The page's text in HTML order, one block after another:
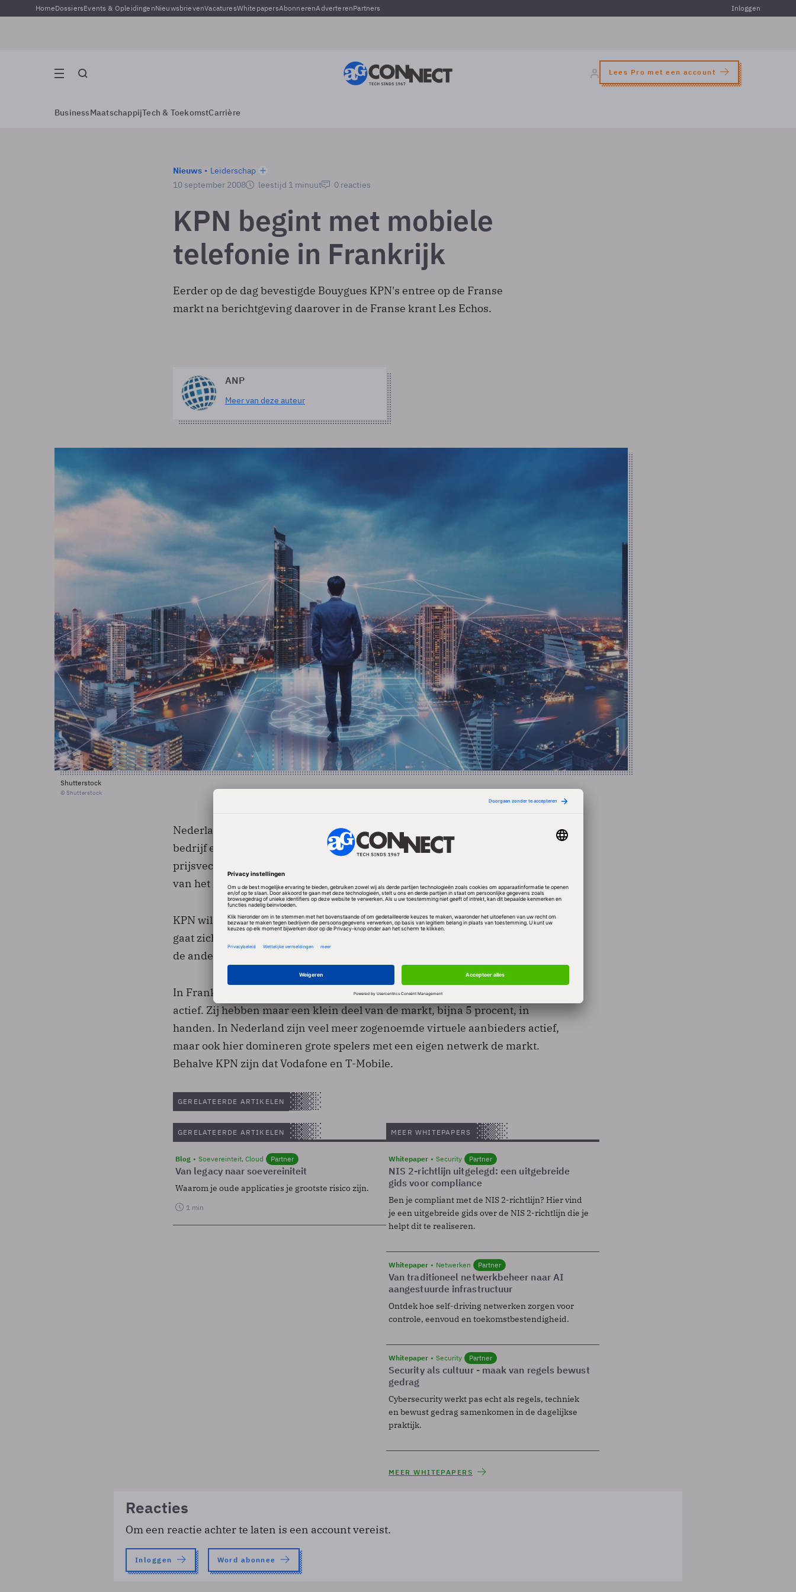
HomeDossiersEvents & OpleidingenNieuwsbrievenVacaturesWhitepapersAbonnerenAdverterenPartners Inloggen
Lees Pro met een account
BusinessMaatschappijTech & ToekomstCarrière
Nieuws
Leiderschap
10 september 2008
leestijd 1 minuut 0 reacties
KPN begint met mobiele
telefonie in Frankrijk
Eerder op de dag bevestigde Bouygues KPN's entree op de Franse
markt na berichtgeving daarover in de Franse krant Les Echos.
ANP
Meer van deze auteur
Shutterstock
© Shutterstock
Nederland, Duitsland en België zijn de kernmarkten van KPN, waar het
bedrijf eigen netwerken heeft. Het concern waagde eerder dit jaar met zijn
prijsvechtersmerk Simyo de sprong naar Spanje. Het maakt daarbij gebruik
van het netwerk van Orange.
KPN wil nog niet zeggen wanneer het de Franse markt betreedt. Het concern
gaat zich waarschijnlijk als prijsvechter profileren. Dat doet het bedrijf ook in
de andere landen buiten Nederland.
In Frankrijk zijn al een dozijn telecomaanbieders zonder een eigen netwerk
actief. Zij hebben maar een klein deel van de markt, bijna 5 procent, in
handen. In Nederland zijn veel meer zogenoemde virtuele aanbieders actief,
maar ook hier domineren grote spelers met een eigen netwerk de markt.
Behalve KPN zijn dat Vodafone en T-Mobile.
GERELATEERDE ARTIKELEN
GERELATEERDE ARTIKELEN
Blog Soevereinteit, Cloud Partner
Van legacy naar soevereiniteit
Waarom je oude applicaties je grootste risico zijn.
1 min
MEER WHITEPAPERS
Whitepaper Security Partner
NIS 2-richtlijn uitgelegd: een uitgebreide
gids voor compliance
Ben je compliant met de NIS 2-richtlijn? Hier vind
je een uitgebreide gids over de NIS 2-richtlijn die je
helpt dit te realiseren.
Whitepaper Netwerken Partner
Van traditioneel netwerkbeheer naar AI
aangestuurde infrastructuur
Ontdek hoe self-driving netwerken zorgen voor
controle, eenvoud en toekomstbestendigheid.
Whitepaper Security Partner
Security als cultuur - maak van regels bewust
gedrag
Cybersecurity werkt pas echt als regels, techniek
en bewust gedrag samenkomen in de dagelijkse
praktijk.
MEER WHITEPAPERS
Reacties
Om een reactie achter te laten is een account vereist.
Inloggen Word abonnee